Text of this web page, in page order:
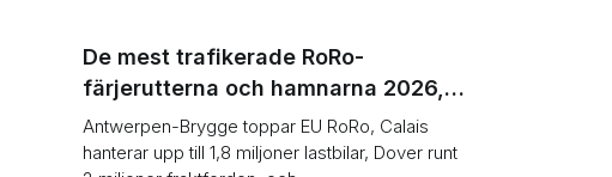
De mest trafikerade RoRo-
färjerutterna och hamnarna 2026,
rangordnade (enheter vs tonnage)
Antwerpen-Brygge toppar EU RoRo, Calais
hanterar upp till 1,8 miljoner lastbilar, Dover runt